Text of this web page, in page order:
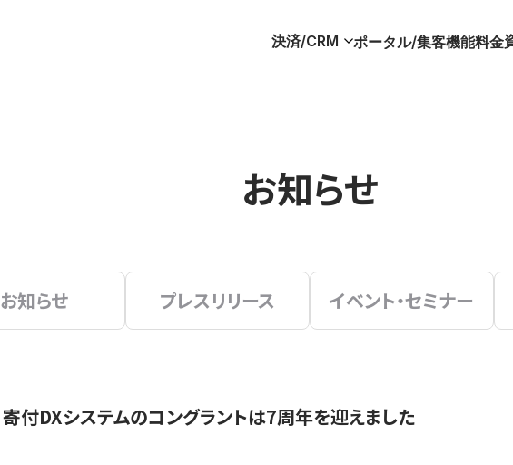
決済/CRM ポータル/集客機能料金
お知らせ
お知らせ プレスリリース イベント・セミナー
寄付DXシステムのコングラントは7周年を迎えました